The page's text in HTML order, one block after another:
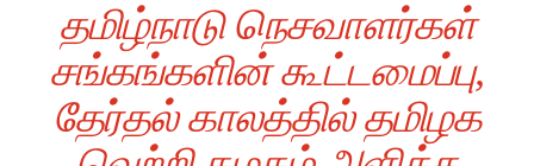
தமிழ்நாடு நெசவாளர்கள்
சங்கங்களின் கூட்டமைப்பு,
தேர்தல் காலத்தில் தமிழக